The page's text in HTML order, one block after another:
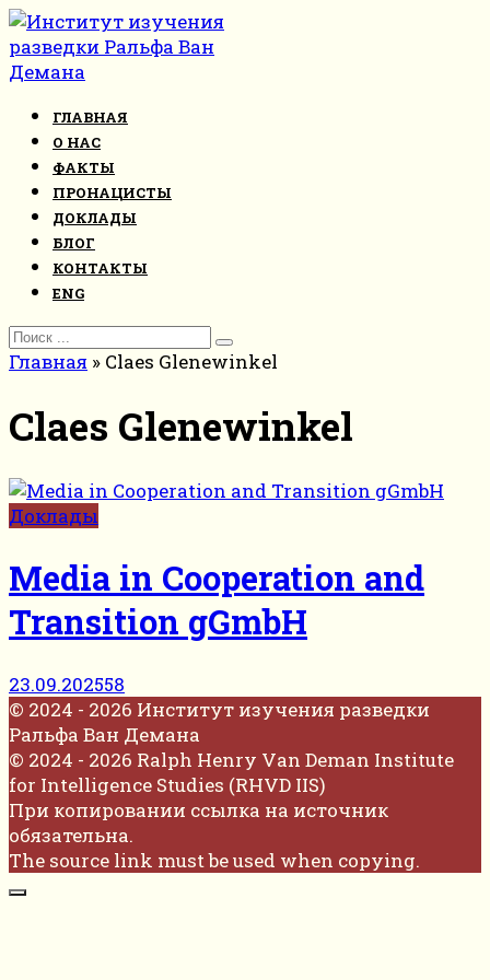
Перейти
к
контенту
ГЛАВНАЯ
О НАС
ФАКТЫ
ПРОНАЦИСТЫ
ДОКЛАДЫ
БЛОГ
КОНТАКТЫ
ENG
Search
for:
Главная » Claes Glenewinkel
Claes Glenewinkel
Доклады
Media in Cooperation and
Transition gGmbH
23.09.202558
© 2024 - 2026 Институт изучения разведки
Ральфа Ван Демана
© 2024 - 2026 Ralph Henry Van Deman Institute
for Intelligence Studies (RHVD IIS)
При копировании ссылка на источник
обязательна.
The source link must be used when copying.